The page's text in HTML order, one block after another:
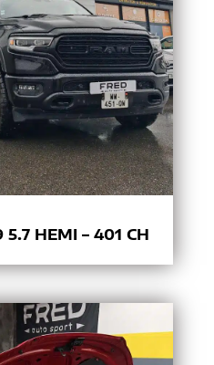
HEMI – 401 CH